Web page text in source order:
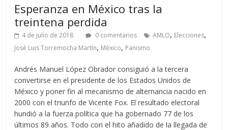
Esperanza en México tras la
treintena perdida
4 de julio de 2018 0 comentarios AMLO, Elecciones,
José Luis Torremocha Martín, México, Panismo
Andrés Manuel López Obrador consiguió a la tercera
convertirse en el presidente de los Estados Unidos de
México y poner fin al mecanismo de alternancia nacido en
2000 con el triunfo de Vicente Fox. El resultado electoral
hundió a la fuerza política que ha gobernado 77 de los
últimos 89 años. Todo con el hito añadido de la llegada de